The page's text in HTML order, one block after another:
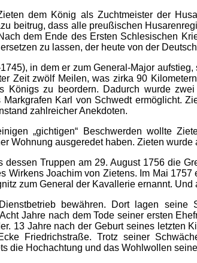
dem König als Zuchtmeister der
beitrug, dass alle preußischen
dem Ende des Ersten Schlesischen
zu lassen, der heute von der
in dem er zum General-Major
Zeit zwölf Meilen, was zirka 90
Königs zu beordern. Dadurch wurde
Karl von Schwedt ermöglicht.
zahlreicher Anekdoten.
„gichtigen“ Beschwerden wollte
Wohnung ausgeredet haben. Zieten
Truppen am 29. August 1756 die
Wirkens Joachim von Zietens. Im Mai
zum General der Kavallerie ernannt.
bewähren. Dort lagen
Jahre nach dem Tode seiner ersten
13 Jahre nach der Geburt seines letzten
Friedrichstraße. Trotz seiner
die Hochachtung und das Wohlwollen